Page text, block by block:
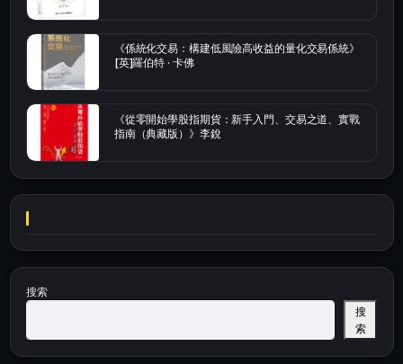
《係統化交易：構建低風險高收益的量化交易係統》
[英]羅伯特 · 卡佛
《從零開始學股指期貨：新手入門、交易之道、實戰
指南（典藏版）》李銳
搜索
搜
索